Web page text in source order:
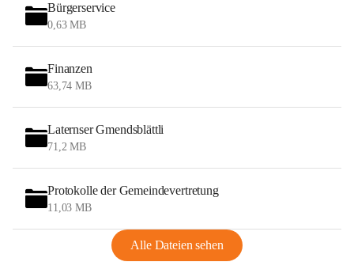
Bürgerservice
0,63 MB
Finanzen
63,74 MB
Laternser Gmendsblättli
71,2 MB
Protokolle der Gemeindevertretung
11,03 MB
Alle Dateien sehen